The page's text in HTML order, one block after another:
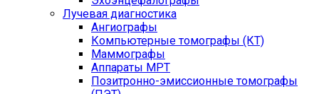
Лучевая диагностика
Ангиографы
Компьютерные томографы (КТ)
Маммографы
Аппараты МРТ
Позитронно-эмиссионные томографы